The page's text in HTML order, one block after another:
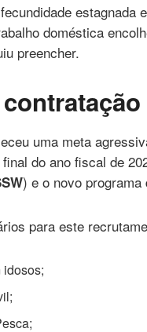
estagnada
doméstica
preencher.
uma meta
do ano fiscal de
) e o novo programa
para este